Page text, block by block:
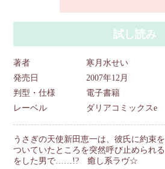
試し読み
著者
寒月水せい
発売日
2007年12月
判型・仕様
電子書籍
レーベル
ダリアコミックスe
うさぎの天使新田恵一は、彼氏に約束
ついていたところを突然呼び止められ
をした男で……!? 癒し系ラヴ☆